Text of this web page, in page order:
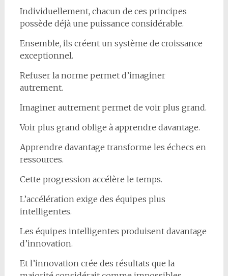
Individuellement, chacun de ces principes
possède déjà une puissance considérable.
Ensemble, ils créent un système de croissance
exceptionnel.
Refuser la norme permet d’imaginer
autrement.
Imaginer autrement permet de voir plus grand.
Voir plus grand oblige à apprendre davantage.
Apprendre davantage transforme les échecs en
ressources.
Cette progression accélère le temps.
L’accélération exige des équipes plus
intelligentes.
Les équipes intelligentes produisent davantage
d’innovation.
Et l’innovation crée des résultats que la